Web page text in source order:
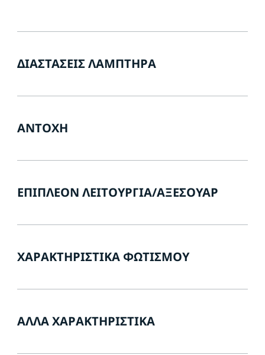
ΔΙΑΣΤΆΣΕΙΣ ΛΑΜΠΤΉΡΑ
ΑΝΤΟΧΉ
ΕΠΙΠΛΈΟΝ ΛΕΙΤΟΥΡΓΊΑ/ΑΞΕΣΟΥΆΡ
ΧΑΡΑΚΤΗΡΙΣΤΙΚΆ ΦΩΤΙΣΜΟΎ
ΆΛΛΑ ΧΑΡΑΚΤΗΡΙΣΤΙΚΆ